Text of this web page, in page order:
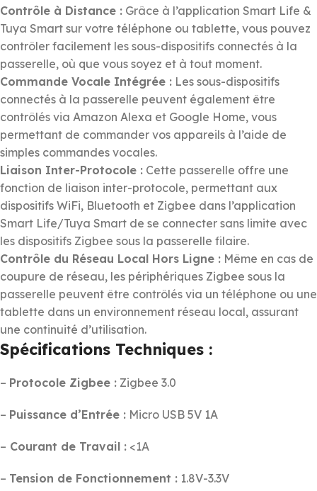
Contrôle à Distance : Grâce à l’application Smart Life &
Tuya Smart sur votre téléphone ou tablette, vous pouvez
contrôler facilement les sous-dispositifs connectés à la
passerelle, où que vous soyez et à tout moment.
Commande Vocale Intégrée : Les sous-dispositifs
connectés à la passerelle peuvent également être
contrôlés via Amazon Alexa et Google Home, vous
permettant de commander vos appareils à l’aide de
simples commandes vocales.
Liaison Inter-Protocole : Cette passerelle offre une
fonction de liaison inter-protocole, permettant aux
dispositifs WiFi, Bluetooth et Zigbee dans l’application
Smart Life/Tuya Smart de se connecter sans limite avec
les dispositifs Zigbee sous la passerelle filaire.
Contrôle du Réseau Local Hors Ligne : Même en cas de
coupure de réseau, les périphériques Zigbee sous la
passerelle peuvent être contrôlés via un téléphone ou une
tablette dans un environnement réseau local, assurant
une continuité d’utilisation.
Spécifications Techniques :
– Protocole Zigbee : Zigbee 3.0
– Puissance d’Entrée : Micro USB 5V 1A
– Courant de Travail : <1A
– Tension de Fonctionnement : 1.8V-3.3V